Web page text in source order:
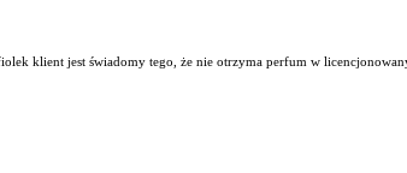
klient jest świadomy tego, że nie otrzyma perfum w